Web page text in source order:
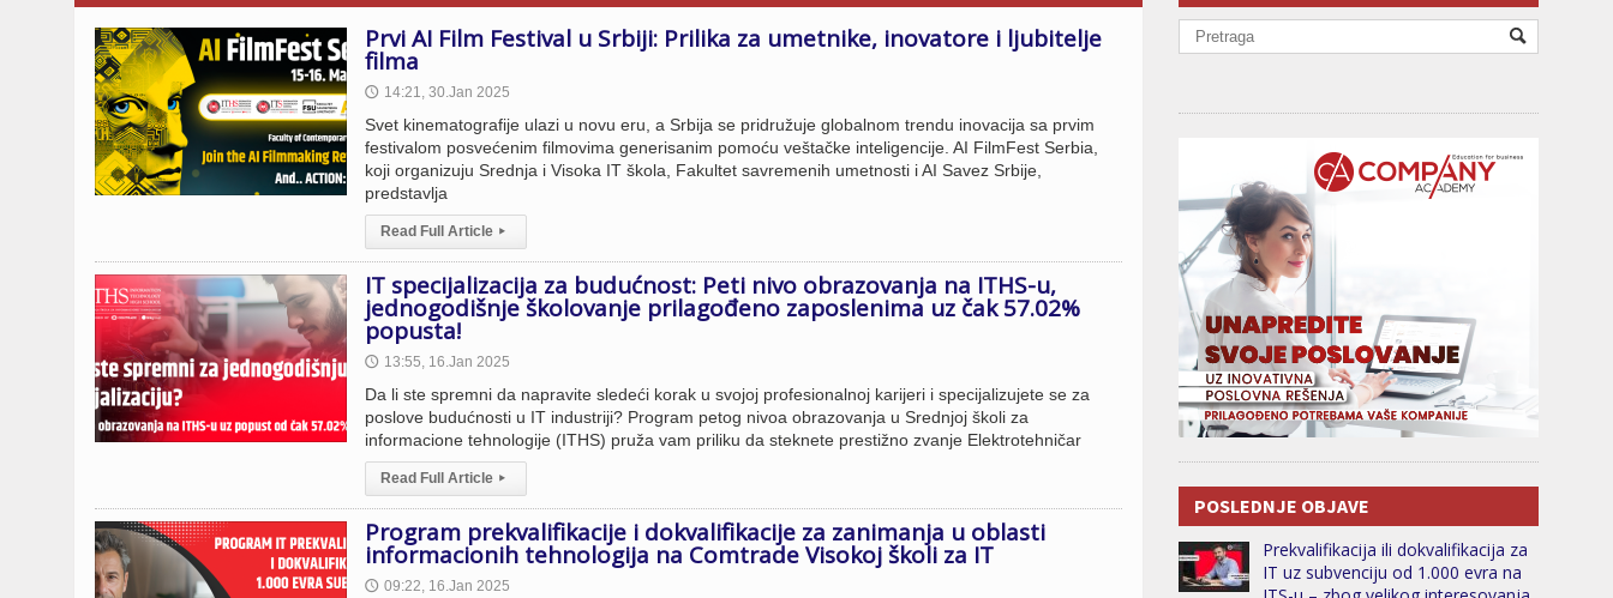
Prvi AI Film Festival u Srbiji: Prilika za umetnike, inovatore i ljubitelje
filma
🕔 14:21, 30.Jan 2025
Svet kinematografije ulazi u novu eru, a Srbija se pridružuje globalnom trendu inovacija sa prvim
festivalom posvećenim filmovima generisanim pomoću veštačke inteligencije. AI FilmFest Serbia,
koji organizuju Srednja i Visoka IT škola, Fakultet savremenih umetnosti i AI Savez Srbije,
predstavlja
Read Full Article ▸
IT specijalizacija za budućnost: Peti nivo obrazovanja na ITHS-u,
jednogodišnje školovanje prilagođeno zaposlenima uz čak 57.02%
popusta!
🕔 13:55, 16.Jan 2025
Da li ste spremni da napravite sledeći korak u svojoj profesionalnoj karijeri i specijalizujete se za
poslove budućnosti u IT industriji? Program petog nivoa obrazovanja u Srednjoj školi za
informacione tehnologije (ITHS) pruža vam priliku da steknete prestižno zvanje Elektrotehničar
Read Full Article ▸
Program prekvalifikacije i dokvalifikacije za zanimanja u oblasti
informacionih tehnologija na Comtrade Visokoj školi za IT
🕔 09:22, 16.Jan 2025
POSLEDNJE OBJAVE
Prekvalifikacija ili dokvalifikacija za
IT uz subvenciju od 1.000 evra na